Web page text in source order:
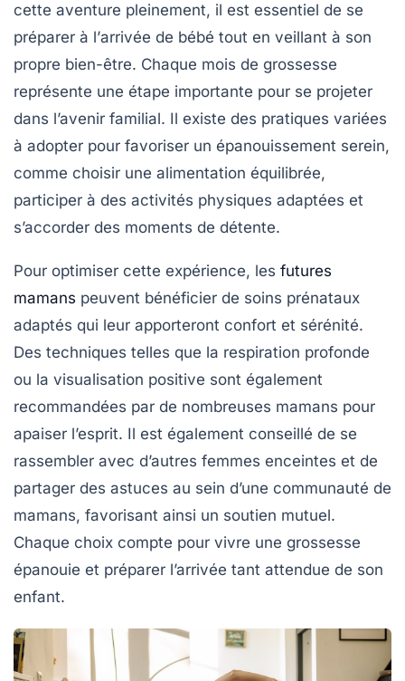
cette aventure pleinement, il est essentiel de se
préparer à l’arrivée de bébé tout en veillant à son
propre bien-être. Chaque mois de grossesse
représente une étape importante pour se projeter
dans l’avenir familial. Il existe des pratiques variées
à adopter pour favoriser un épanouissement serein,
comme choisir une alimentation équilibrée,
participer à des activités physiques adaptées et
s’accorder des moments de détente.
Pour optimiser cette expérience, les futures
mamans peuvent bénéficier de soins prénataux
adaptés qui leur apporteront confort et sérénité.
Des techniques telles que la respiration profonde
ou la visualisation positive sont également
recommandées par de nombreuses mamans pour
apaiser l’esprit. Il est également conseillé de se
rassembler avec d’autres femmes enceintes et de
partager des astuces au sein d’une communauté de
mamans, favorisant ainsi un soutien mutuel.
Chaque choix compte pour vivre une grossesse
épanouie et préparer l’arrivée tant attendue de son
enfant.